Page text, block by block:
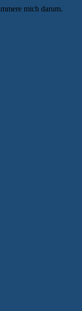
mich darum.